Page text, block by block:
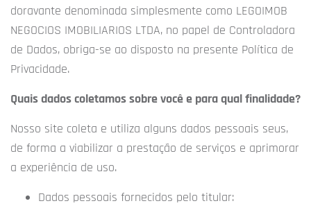
doravante denominada simplesmente como LEGOIMOB
NEGOCIOS IMOBILIARIOS LTDA, no papel de Controladora
de Dados, obriga-se ao disposto na presente Política de
Privacidade.
Quais dados coletamos sobre você e para qual finalidade?
Nosso site coleta e utiliza alguns dados pessoais seus,
de forma a viabilizar a prestação de serviços e aprimorar
a experiência de uso.
Dados pessoais fornecidos pelo titular: